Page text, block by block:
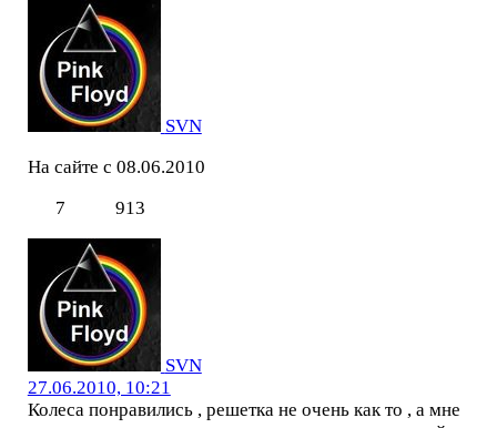
SVN
На сайте с 08.06.2010
7
913
SVN
27.06.2010, 10:21
Колеса понравились , решетка не очень как то , а мне